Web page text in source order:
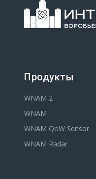
Продукты
WNAM 2
WNAM
WNAM QoW Sensor
WNAM Radar